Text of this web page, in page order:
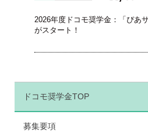
2026年度ドコモ奨学金：「ぴあ
がスタート！
ドコモ奨学金TOP
募集要項